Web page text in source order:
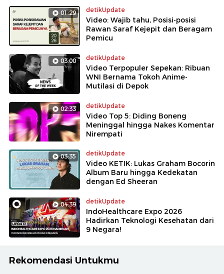
01:29 detikUpdate
Video: Wajib tahu, Posisi-posisi
Rawan Saraf Kejepit dan Beragam
Pemicu
03:00 detikUpdate
Video Terpopuler Sepekan: Ribuan
WNI Bernama Tokoh Anime-
Mutilasi di Depok
02:33 detikUpdate
Video Top 5: Diding Boneng
Meninggal hingga Nakes Komentar
Nirempati
03:35 detikUpdate
Video KETIK: Lukas Graham Bocorin
Album Baru hingga Kedekatan
dengan Ed Sheeran
04:39 detikUpdate
IndoHealthcare Expo 2026
Hadirkan Teknologi Kesehatan dari
9 Negara!
Rekomendasi Untukmu